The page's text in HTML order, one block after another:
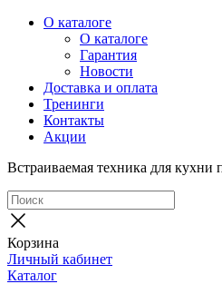
О каталоге
О каталоге
Гарантия
Новости
Доставка и оплата
Тренинги
Контакты
Акции
Встраиваемая техника для
Корзина
Личный кабинет
Каталог